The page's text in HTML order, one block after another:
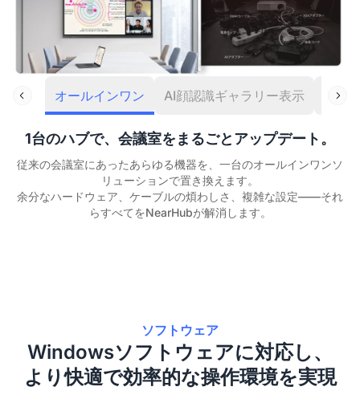
オールインワン AI顔認識ギャラリー表示 会議
1台のハブで、会議室をまるごとアップデート。
従来の会議室にあったあらゆる機器を、一台のオールインワンソ
リューションで置き換えます。
余分なハードウェア、ケーブルの煩わしさ、複雑な設定——それ
らすべてをNearHubが解消します。
ソフトウェア
Windowsソフトウェアに対応し、
より快適で効率的な操作環境を実現